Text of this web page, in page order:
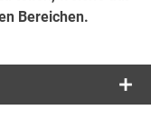
Bereichen.